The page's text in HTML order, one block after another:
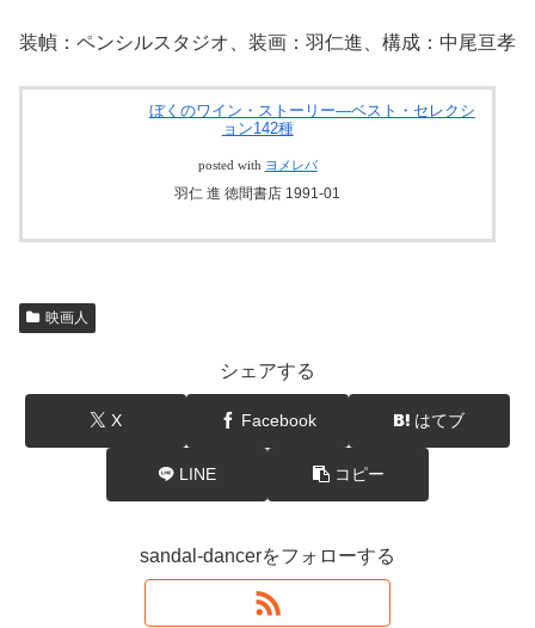
装幀：ペンシルスタジオ、装画：羽仁進、構成：中尾亘孝
ぼくのワイン・ストーリー―ベスト・セレクシ
ョン142種
posted with ヨメレバ
羽仁 進 徳間書店 1991-01
映画人
シェアする
X Facebook はてブ
LINE コピー
sandal-dancerをフォローする